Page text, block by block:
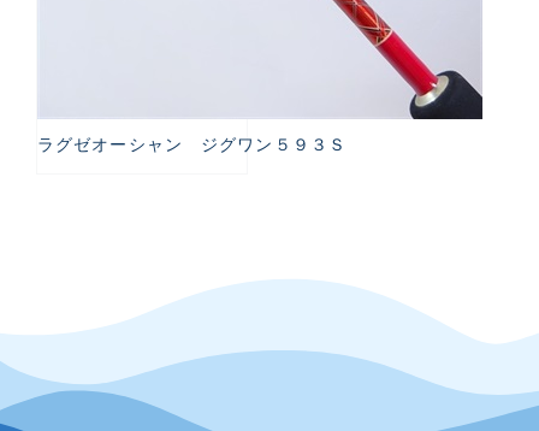
ラグゼオーシャン ジグワン５９３Ｓ